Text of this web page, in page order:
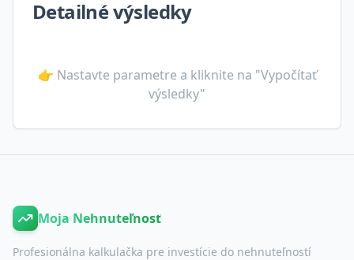
Detailné výsledky
👉 Nastavte parametre a kliknite na "Vypočítať
výsledky"
Moja Nehnuteľnosť
Profesionálna kalkulačka pre investície do nehnuteľností